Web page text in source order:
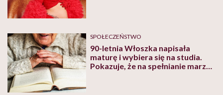
SPOŁECZEŃSTWO
90-letnia Włoszka napisała
maturę i wybiera się na studia.
Pokazuje, że na spełnianie marzeń